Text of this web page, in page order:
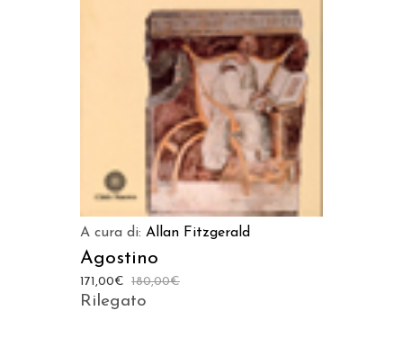
AGGIUNGI AL CARRELLO
A cura di: Allan Fitzgerald
Agostino
180,00€
171,00€
Rilegato